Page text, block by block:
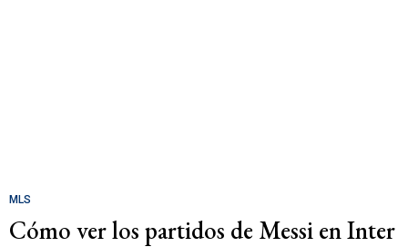
MLS
Cómo ver los partidos de Messi en Inter